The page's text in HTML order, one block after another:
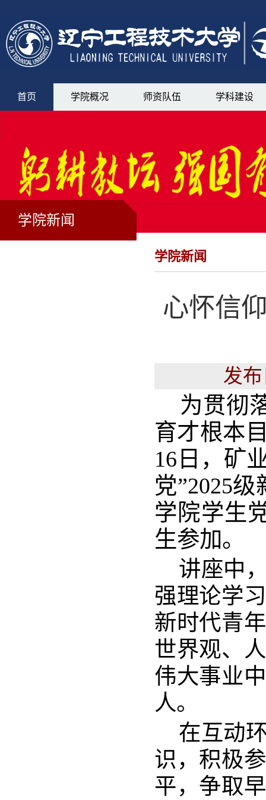
首页 学院概况 师资队伍 学科建设
学院新闻
学院新闻
心怀信
发
为贯彻
育才根本
16日，矿
党”2025
学院学生
生参加。
讲座中
强理论学
新时代青
世界观、
伟大事业
人。
在互动
识，积极
平，争取